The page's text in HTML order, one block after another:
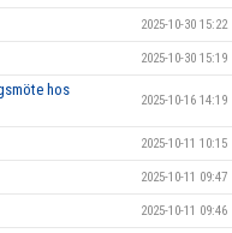
2025-10-30 15:22
2025-10-30 15:19
hos
2025-10-16 14:19
2025-10-11 10:15
2025-10-11 09:47
2025-10-11 09:46